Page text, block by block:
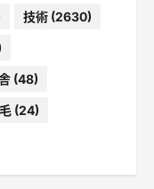
技術(2630)
(48)
(24)